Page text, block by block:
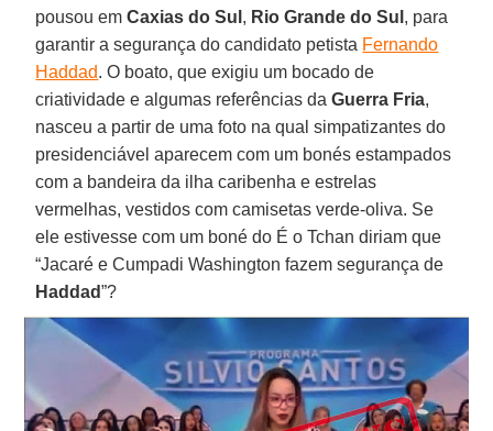
pousou em Caxias do Sul , Rio Grande do Sul , para
garantir a segurança do candidato petista Fernando
Haddad. O boato, que exigiu um bocado de
criatividade e algumas referências daGuerra Fria,
nasceu a partir de uma foto na qual simpatizantes do
presidenciável aparecem com um bonés estampados
com a bandeira da ilha caribenha e estrelas
vermelhas, vestidos com camisetas verde-oliva. Se
ele estivesse com um boné do É o Tchan diriam que
“Jacaré e Cumpadi Washington fazem segurança de
Haddad”?